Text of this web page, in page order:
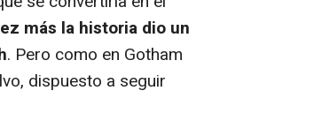
más la historia dio un
. Pero como en Gotham
dispuesto a seguir